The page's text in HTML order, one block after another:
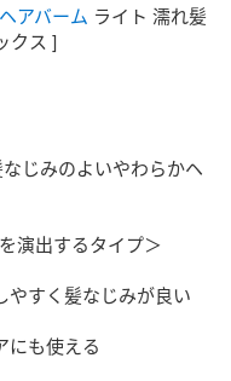
アバーム ライト 濡れ髪
クス ]
じみのよいやわらかヘ
演出​するタイプ＞
やすく髪なじみが良い
にも使える